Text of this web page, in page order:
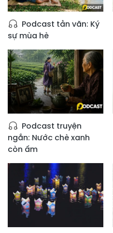
Podcast tản văn: Ký
sự mùa hè
Podcast truyện
ngắn: Nước chè xanh
còn ấm